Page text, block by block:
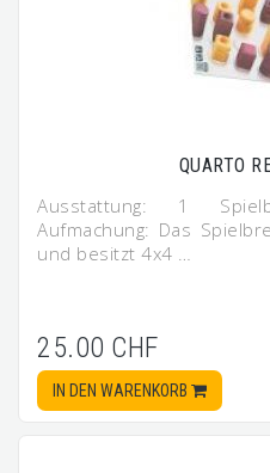
QUARTO
Ausstattung: 1
Aufmachung: Das
und besitzt 4x4 …
25.00 CHF
IN DEN WARENKORB